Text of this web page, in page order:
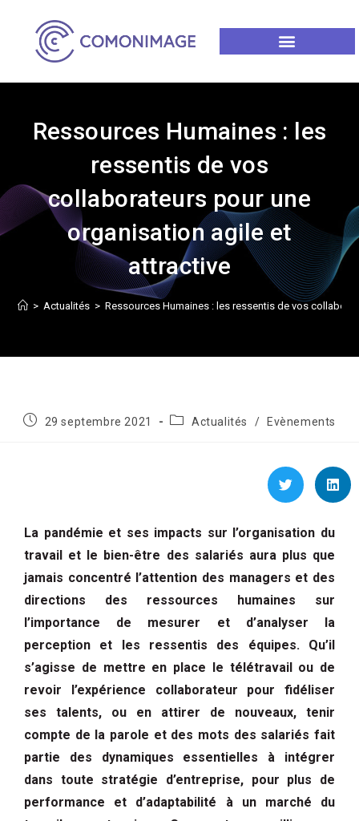
Ressources Humaines : les
ressentis de vos
collaborateurs pour une
organisation agile et
attractive
> Actualités > Ressources Humaines : les ressentis de vos
29 septembre 2021 Actualités / Evènements
La pandémie et ses impacts sur l’organisation du
travail et le bien-être des salariés aura plus que
jamais concentré l’attention des managers et des
directions des ressources humaines sur
l’importance de mesurer et d’analyser la
perception et les ressentis des équipes. Qu’il
s’agisse de mettre en place le télétravail ou de
revoir l’expérience collaborateur pour fidéliser
ses talents, ou en attirer de nouveaux, tenir
compte de la parole et des mots des salariés fait
partie des dynamiques essentielles à intégrer
dans toute stratégie d’entreprise, pour plus de
performance et d’adaptabilité à un marché du